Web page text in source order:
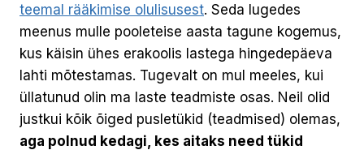
teemal rääkimise olulisusest. Seda lugedes
meenus mulle pooleteise aasta tagune kogemus,
kus käisin ühes erakoolis lastega hingedepäeva
lahti mõtestamas. Tugevalt on mul meeles, kui
üllatunud olin ma laste teadmiste osas. Neil olid
justkui kõik õiged pusletükid (teadmised) olemas,
aga polnud kedagi, kes aitaks need tükid